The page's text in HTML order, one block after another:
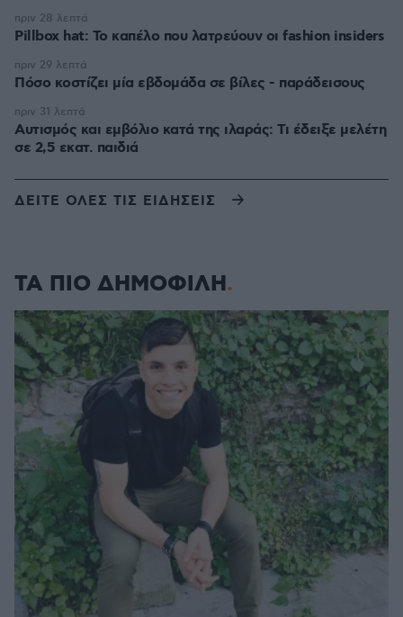
Pillbox hat: Το καπέλο που λατρεύουν οι fashion insiders
πριν 28 λεπτά
Πόσο κοστίζει μία εβδομάδα σε βίλες - παράδεισους
πριν 29 λεπτά
Αυτισμός και εμβόλιο κατά της ιλαράς: Τι έδειξε μελέτη
σε 2,5 εκατ. παιδιά
πριν 31 λεπτά
ΔΕΙΤΕ ΟΛΕΣ ΤΙΣ ΕΙΔΗΣΕΙΣ
ΤΑ ΠΙΟ ΔΗΜΟΦΙΛΗ